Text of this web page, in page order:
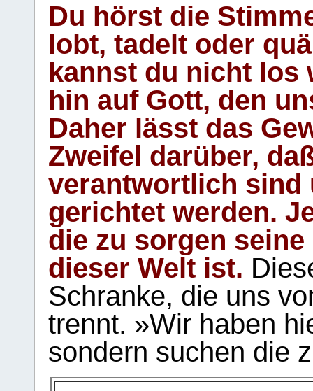
Du hörst die
lobt, tadelt oder
kannst du nicht los
hin auf Gott, den
Daher lässt das
Zweifel darüber,
verantwortlich sind
gerichtet werden.
die zu sorgen
dieser Welt ist.
Schranke, die uns
trennt. »Wir haben
sondern suchen die